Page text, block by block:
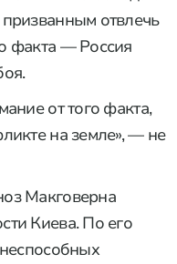
отвлечь
факта — Россия
от того факта,
на земле», — не
Макговерна
Киева. По его